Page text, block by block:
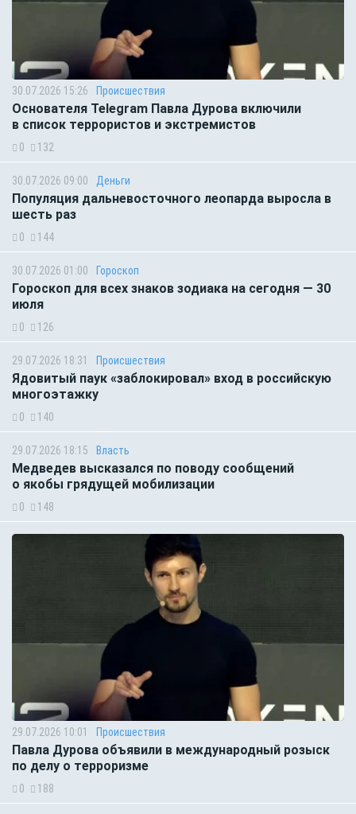
30.07.2026 15:26 Происшествия
Основателя Telegram Павла Дурова включили
в список террористов и экстремистов
0 132
30.07.2026 09:00 Деньги
Популяция дальневосточного леопарда выросла в
шесть раз
0 144
30.07.2026 01:00 Гороскоп
Гороскоп для всех знаков зодиака на сегодня — 30
июля
0 126
29.07.2026 18:31 Происшествия
Ядовитый паук «заблокировал» вход в российскую
многоэтажку
0 140
29.07.2026 18:15 Власть
Медведев высказался по поводу сообщений
о якобы грядущей мобилизации
0 148
29.07.2026 10:01 Происшествия
Павла Дурова объявили в международный розыск
по делу о терроризме
0 188